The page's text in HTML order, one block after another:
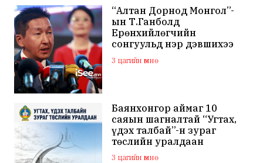
“Алтан Дорнод Монгол”-
ын Т.Ганболд
Ерөнхийлөгчийн
сонгуульд нэр дэвшихээ
илэрхийллээ
3 цагийн өмнө
Баянхонгор аймаг 10
саяын шагналтай “Угтах,
үдэх талбай”-н зураг
төслийн уралдаан
зарлажээ
3 цагийн өмнө